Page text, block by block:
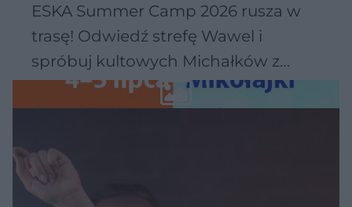
ESKA Summer Camp 2026 rusza w
trasę! Odwiedź strefę Wawel i
spróbuj kultowych Michałków z
Wawelu